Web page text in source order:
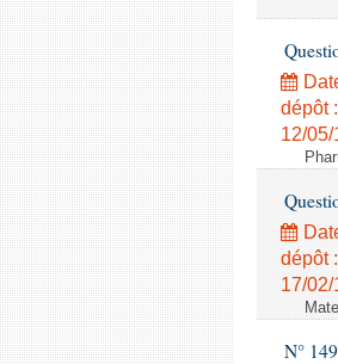
dépôt :
12/
dépôt :
17/02/
N°